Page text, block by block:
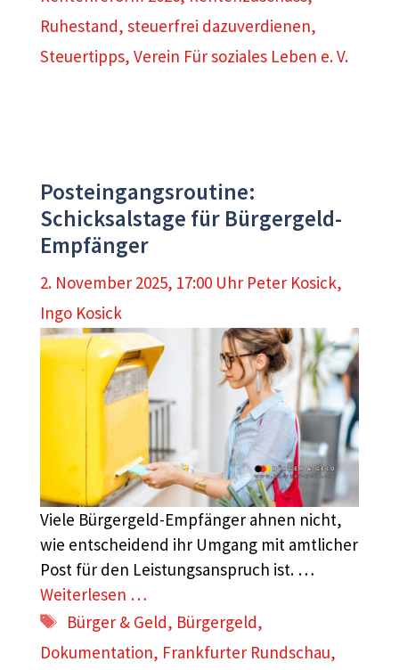
Ruhestand, steuerfrei dazuverdienen,
Steuertipps, Verein Für soziales Leben e. V.
Posteingangsroutine:
Schicksalstage für Bürgergeld-
Empfänger
2. November 2025, 17:00 Uhr Peter Kosick,
Ingo Kosick
Viele Bürgergeld-Empfänger ahnen nicht,
wie entscheidend ihr Umgang mit amtlicher
Post für den Leistungsanspruch ist. …
Weiterlesen …
Schlagwörter
Bürger & Geld, Bürgergeld,
Dokumentation, Frankfurter Rundschau,